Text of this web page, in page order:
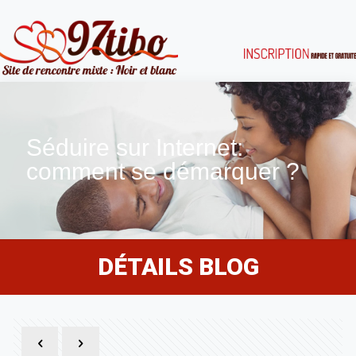
Séduire sur Internet:
comment se démarquer ?
DÉTAILS BLOG